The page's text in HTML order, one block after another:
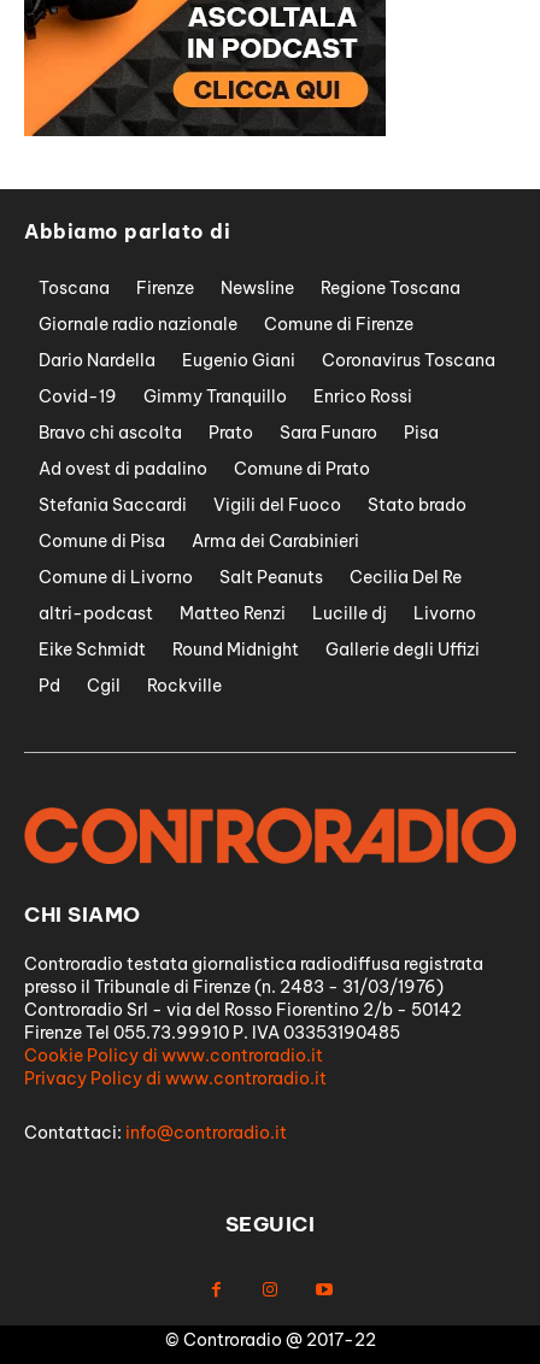
Abbiamo parlato di
Toscana Firenze Newsline
Regione Toscana
Giornale radio nazionale
Comune di Firenze
Dario Nardella
Eugenio Giani
Coronavirus Toscana
Covid-19
Gimmy Tranquillo
Enrico Rossi
Bravo chi ascolta
Prato Sara Funaro
Pisa
Ad ovest di padalino
Comune di Prato
Stefania Saccardi
Vigili del Fuoco
Stato brado
Comune di Pisa
Arma dei Carabinieri
Comune di Livorno
Salt Peanuts
Cecilia Del Re
altri-podcast
Matteo Renzi Lucille dj
Livorno
Eike Schmidt
Round Midnight
Gallerie degli Uffizi
Pd
Cgil Rockville
CHI SIAMO
Controradio testata giornalistica radiodiffusa registrata
presso il Tribunale di Firenze (n. 2483 - 31/03/1976)
Controradio Srl - via del Rosso Fiorentino 2/b - 50142
Firenze Tel 055.73.99910 P. IVA 03353190485
Cookie Policy di www.controradio.it
Privacy Policy di www.controradio.it
Contattaci: info@controradio.it
SEGUICI
© Controradio @ 2017-22